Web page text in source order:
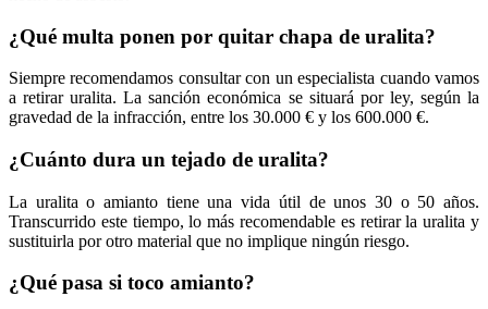
¿Qué multa ponen por quitar chapa de uralita?
Siempre recomendamos consultar con un especialista cuando vamos
a retirar uralita. La sanción económica se situará por ley, según la
gravedad de la infracción, entre los 30.000 € y los 600.000 €.
¿Cuánto dura un tejado de uralita?
La uralita o amianto tiene una vida útil de unos 30 o 50 años.
Transcurrido este tiempo, lo más recomendable es retirar la uralita y
sustituirla por otro material que no implique ningún riesgo.
¿Qué pasa si toco amianto?